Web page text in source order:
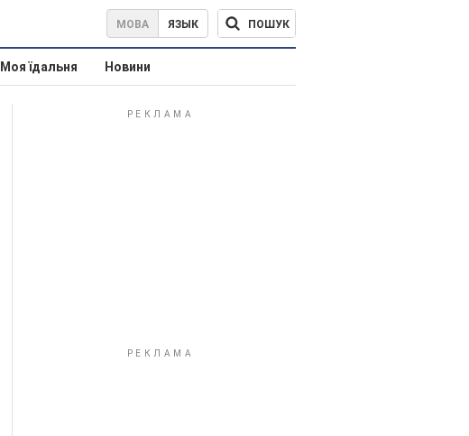
МОВА ЯЗЫК ПОШУК
Моя їдальня Новини